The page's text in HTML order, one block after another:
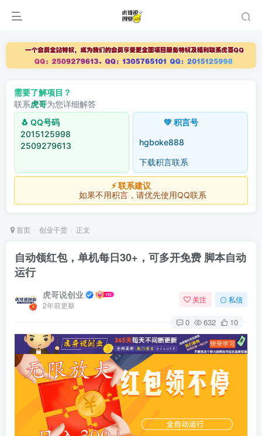
需要了解项目？
联系虎哥为您详细解答
🐧 QQ号码
2015125998
2509279613
💚 积言号
hgboke888
下载积言联系
⚡ 联系建议
如果不用积言，请优先使用QQ联系
首页 创业干货 正文
自动领红包，单机每日30+，可多开免费 脚本自动
运行
虎哥说创业
2年前更新
关注 私信
0 632 10